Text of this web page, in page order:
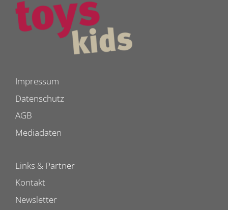
Impressum
Datenschutz
AGB
Mediadaten
Links & Partner
Kontakt
Newsletter